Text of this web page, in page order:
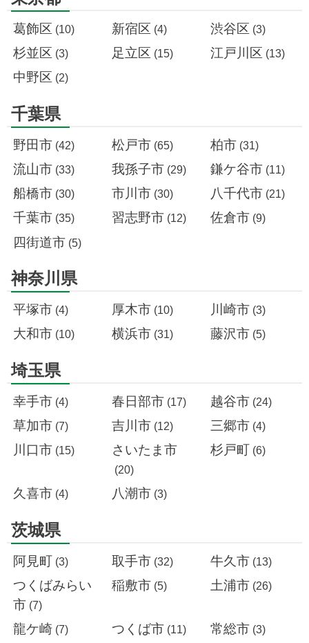
葛飾区 (10) 新宿区 (4) 渋谷区 (3)
杉並区 (3) 足立区 (15) 江戸川区 (13)
中野区 (2)
千葉県
野田市 (42) 松戸市 (65) 柏市 (31)
流山市 (33) 我孫子市 (29) 鎌ケ谷市 (11)
船橋市 (30) 市川市 (30) 八千代市 (21)
千葉市 (35) 習志野市 (12) 佐倉市 (9)
四街道市 (5)
神奈川県
平塚市 (4) 厚木市 (10) 川崎市 (3)
大和市 (10) 横浜市 (31) 藤沢市 (5)
埼玉県
幸手市 (4) 春日部市 (17) 越谷市 (24)
草加市 (7) 吉川市 (12) 三郷市 (4)
川口市 (15) さいたま市
(20)
杉戸町 (6)
久喜市 (4) 八潮市 (3)
茨城県
阿見町 (3) 取手市 (32) 牛久市 (13)
つくばみらい
市 (7)
稲敷市 (5) 土浦市 (26)
龍ケ崎 (7) つくば市 (11) 常総市 (3)